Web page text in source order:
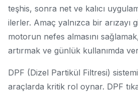
teşhis, sonra net ve kalıcı
ilerler. Amaç yalnızca bir arızayı
motorun nefes almasını
artırmak ve günlük kullanımda
DPF (Dizel Partikül Filtresi)
araçlarda kritik rol oynar. DPF